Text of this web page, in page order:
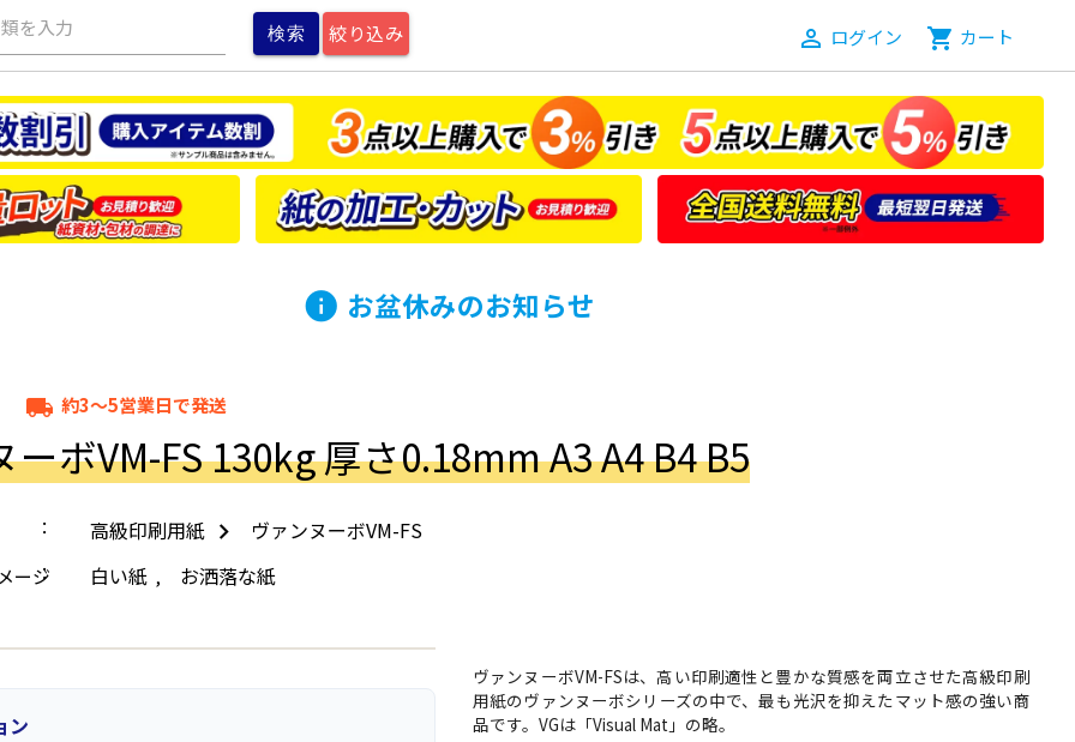
を入力 絞り込み person_outline ログイン shopping_cart カート
info お盆休みのお知らせ
local_shipping 約3～5営業日で発送
ーボVM-FS 130kg 厚さ0.18mm A3 A4 B4 B5
高級印刷用紙 ヴァンヌーボVM-FS
ージ 白い紙, お洒落な紙
ン
ヴァンヌーボVM-FSは、高い印刷適性と豊かな質感を両立させた高級印刷
用紙のヴァンヌーボシリーズの中で、最も光沢を抑えたマット感の強い商
品です。VGは「Visual Mat」の略。